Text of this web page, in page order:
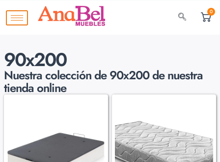
0
90x200
Nuestra colección de90x200 de nuestra
tienda online